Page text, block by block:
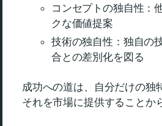
コンセプトの独自性：
クな価値提案
技術の独自性：独自の
合との差別化を図る
成功への道は、自分だけの独
それを市場に提供することか